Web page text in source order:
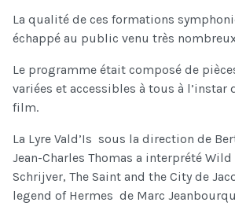
La qualité de ces formations
échappé au public venu très
Le programme était composé de
variées et accessibles à tous à l’instar
film.
La Lyre Vald’Is sous la direction de
Jean-Charles Thomas a interprété Wild
Schrijver, The Saint and the City de
legend of Hermes de Marc